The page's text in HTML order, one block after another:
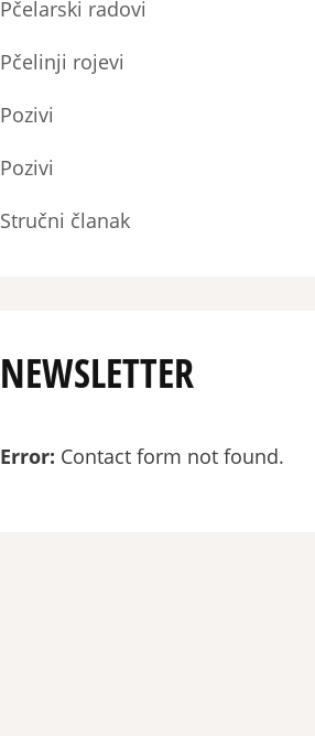
Pčelarski radovi
Pčelinji rojevi
Pozivi
Pozivi
Stručni članak
NEWSLETTER
Error: Contact form not found.